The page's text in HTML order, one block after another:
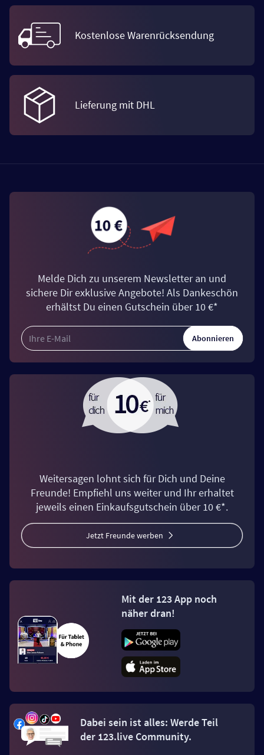
Kostenlose Warenrücksendung
Lieferung mit DHL
Melde Dich zu unserem Newsletter an und
sichere Dir exklusive Angebote! Als Dankeschön
erhältst Du einen Gutschein über 10 €*
Abonnieren
Weitersagen lohnt sich für Dich und Deine
Freunde! Empfiehl uns weiter und Ihr erhaltet
jeweils einen Einkaufsgutschein über 10 €*.
Jetzt Freunde werben
Mit der 123 App noch
näher dran!
Dabei sein ist alles: Werde Teil
der 123.live Community.